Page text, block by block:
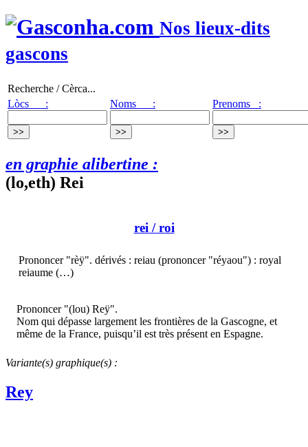
Nos lieux-dits
gascons
Recherche / Cèrca...
Lòcs :
Noms : Prenoms :
en graphie alibertine :
(lo,eth) Rei
rei/ roi
Prononcer "rèÿ". dérivés : reiau (prononcer "réyaou") : royal
reiaume (…)
Prononcer "(lou) Reÿ".
Nom qui dépasse largement les frontières de la Gascogne, et
même de la France, puisqu’il est très présent en Espagne.
Variante(s) graphique(s) :
Rey